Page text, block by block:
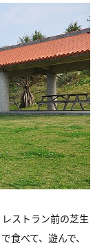
レストラン前の芝生
食べて、遊んで、